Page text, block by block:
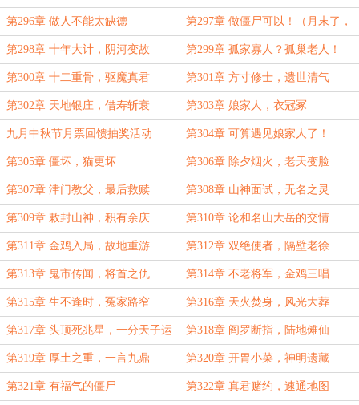
第296章 做人不能太缺德 第297章 做僵尸可以！（月末了，
求个月票~）
第298章 十年大计，阴河变故 第299章 孤家寡人？孤巢老人！
第300章 十二重骨，驱魔真君 第301章 方寸修士，遗世清气
第302章 天地银庄，借寿斩衰 第303章 娘家人，衣冠冢
九月中秋节月票回馈抽奖活动 第304章 可算遇见娘家人了！
第305章 僵坏，猫更坏 第306章 除夕烟火，老天变脸
第307章 津门教父，最后救赎
（5k，求月票）
第308章 山神面试，无名之灵
第309章 敕封山神，积有余庆 第310章 论和名山大岳的交情
第311章 金鸡入局，故地重游 第312章 双绝使者，隔壁老徐
第313章 鬼市传闻，将首之仇 第314章 不老将军，金鸡三唱
第315章 生不逢时，冤家路窄 第316章 天火焚身，风光大葬
（8k，二合一）
第317章 头顶死兆星，一分天子运 第318章 阎罗断指，陆地傩仙
第319章 厚土之重，一言九鼎 第320章 开胃小菜，神明遗藏
第321章 有福气的僵尸 第322章 真君赌约，速通地图